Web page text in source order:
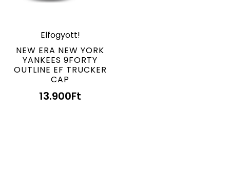
Elfogyott!
NEW ERA NEW YORK
YANKEES 9FORTY
OUTLINE EF TRUCKER
CAP
13.900Ft